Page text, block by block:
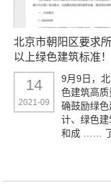
北京市朝阳区要求
以上绿色建筑标准！
14
2021-09
9月9日，
色建筑高
确鼓励绿
计、绿色
和成 ……